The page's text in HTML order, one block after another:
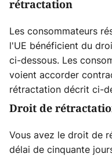
rétractation
Les consommateurs
l'UE bénéficient du
ci-dessous. Les
voient accorder
rétractation décrit ci-
Droit de
Vous avez le droit de
délai de cinquante